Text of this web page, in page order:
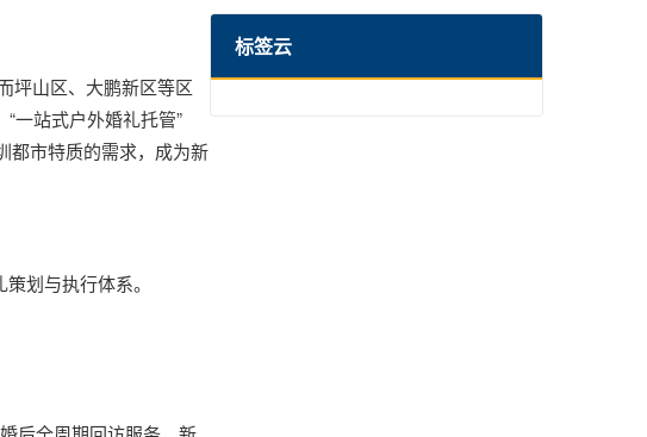
坪山区、大鹏新区等区
一站式户外婚礼托管”
都市特质的需求，成为新
划与执行体系。
标签云